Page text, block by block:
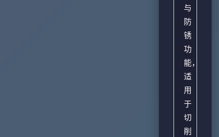
与
防
锈
功
能，
适
用
于
切
削